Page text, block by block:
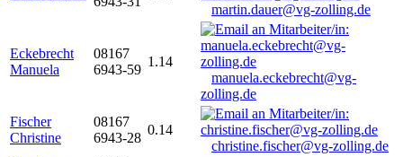
martin.dauer@vg-zolling.de
Eckebrecht
Manuela
08167
6943-59
1.14
manuela.eckebrecht@vg-
zolling.de
Fischer
Christine
08167
6943-28
0.14
christine.fischer@vg-zolling.de